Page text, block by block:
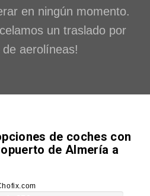
en ningún momento.
un traslado por
aerolíneas!
de coches con
de Almería a